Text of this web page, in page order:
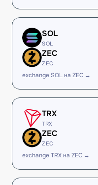
SOL
SOL
ZEC
ZEC
exchange SOL на ZEC →
TRX
TRX
ZEC
ZEC
exchange TRX на ZEC →